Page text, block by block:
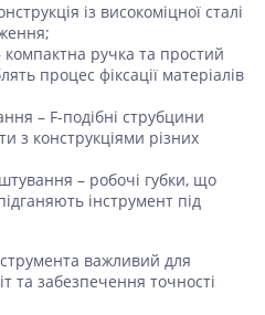
із високоміцної сталі
ручка та простий
процес фіксації матеріалів
– F-подібні струбцини
з конструкціями різних
– робочі губки, що
інструмент під
важливий для
та забезпечення точності